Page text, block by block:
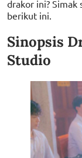
drakor ini?
berikut ini.
Sinopsis
Studio